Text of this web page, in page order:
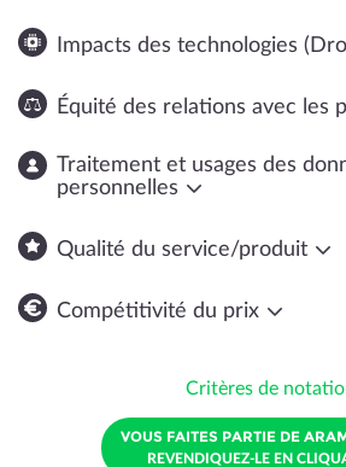
Impacts des technologies
Équité des relations avec les
Traitement et usages des
personnelles
Qualité du service/produit
Compétitivité du prix
Critères de
VOUS FAITES PARTIE DE
REVENDIQUEZ-LE EN